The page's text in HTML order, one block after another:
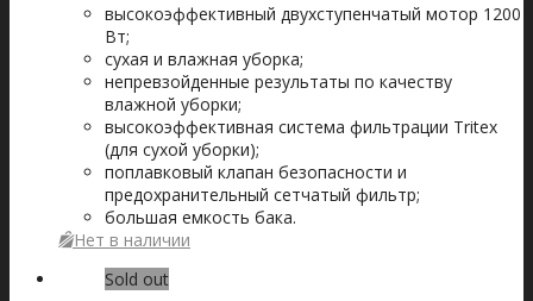
высокоэффективный двухступенчатый мотор 1200
Вт;
сухая и влажная уборка;
непревзойденные результаты по качеству
влажной уборки;
высокоэффективная система фильтрации Tritex
(для сухой уборки);
поплавковый клапан безопасности и
предохранительный сетчатый фильтр;
большая емкость бака.
Нет в наличии
Sold out